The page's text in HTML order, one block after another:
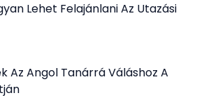
Lehet Felajánlani Az Utazási
Az Angol Tanárrá Váláshoz A